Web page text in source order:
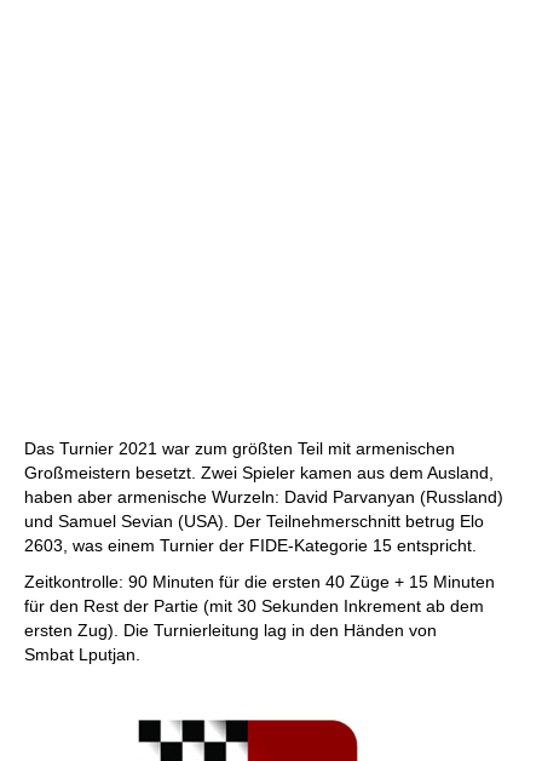
Das Turnier 2021 war zum größten Teil mit armenischen
Großmeistern besetzt. Zwei Spieler kamen aus dem Ausland,
haben aber armenische Wurzeln: David Parvanyan (Russland)
und Samuel Sevian (USA). Der Teilnehmerschnitt betrug Elo
2603, was einem Turnier der FIDE-Kategorie 15 entspricht.
Zeitkontrolle: 90 Minuten für die ersten 40 Züge + 15 Minuten
für den Rest der Partie (mit 30 Sekunden Inkrement ab dem
ersten Zug). Die Turnierleitung lag in den Händen von
Smbat Lputjan.